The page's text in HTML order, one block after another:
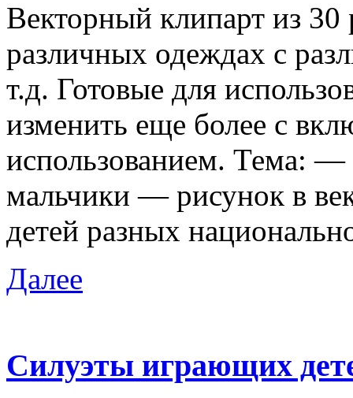
Векторный клипарт из
различных одеждах с
т.д. Готовые для
изменить еще более с
использованием. Тема: —
мальчики — рисунок в
детей разных
Далее
Силуэты играющих